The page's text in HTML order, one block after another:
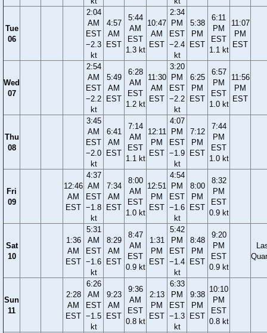
Tue
06
2:04
AM
EST
−2.3
kt
4:57
AM
EST
5:44
AM
EST
1.3 kt
10:47
AM
EST
2:34
PM
EST
−2.4
kt
5:38
PM
EST
6:11
PM
EST
1.1 kt
11:07
PM
EST
Wed
07
2:54
AM
EST
−2.2
kt
5:49
AM
EST
6:28
AM
EST
1.2 kt
11:30
AM
EST
3:20
PM
EST
−2.2
kt
6:25
PM
EST
6:57
PM
EST
1.0 kt
11:56
PM
EST
Thu
08
3:45
AM
EST
−2.0
kt
6:41
AM
EST
7:14
AM
EST
1.1 kt
12:11
PM
EST
4:07
PM
EST
−1.9
kt
7:12
PM
EST
7:44
PM
EST
1.0 kt
Fri
09
12:46
AM
EST
4:37
AM
EST
−1.8
kt
7:34
AM
EST
8:00
AM
EST
1.0 kt
12:51
PM
EST
4:54
PM
EST
−1.6
kt
8:00
PM
EST
8:32
PM
EST
0.9 kt
Sat
10
1:36
AM
EST
5:31
AM
EST
−1.6
kt
8:29
AM
EST
8:47
AM
EST
0.9 kt
1:31
PM
EST
5:42
PM
EST
−1.4
kt
8:48
PM
EST
9:20
PM
EST
0.9 kt
Sun
11
2:28
AM
EST
6:26
AM
EST
−1.5
kt
9:23
AM
EST
9:36
AM
EST
0.8 kt
2:13
PM
EST
6:33
PM
EST
−1.3
kt
9:38
PM
EST
10:10
PM
EST
0.8 kt